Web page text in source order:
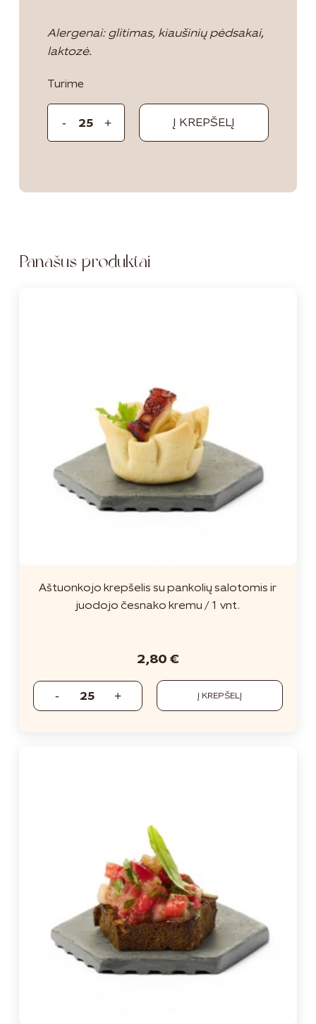
Alergenai: glitimas, kiaušinių pėdsakai,
laktozė.
Turime
Į KREPŠELĮ
Panašūs produktai
Aštuonkojo krepšelis su pankolių salotomis ir
juodojo česnako kremu / 1 vnt.
Į KREPŠELĮ
2,80 €